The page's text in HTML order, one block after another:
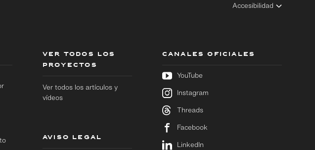
Accesibilidad
VER TODOS LOS
PROYECTOS
Ver todos los artículos y
vídeos
AVISO LEGAL
CANALES OFICIALES
YouTube
Instagram
Threads
Facebook
LinkedIn